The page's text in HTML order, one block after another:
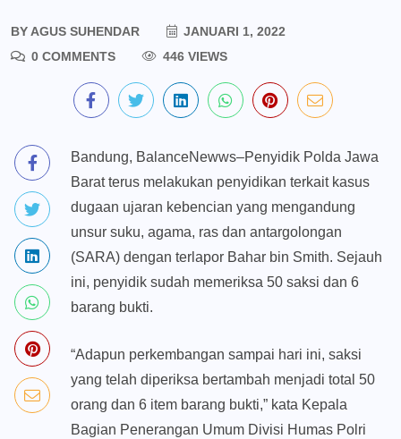
BYAGUS SUHENDAR
JANUARI 1, 2022
0 COMMENTS
446 VIEWS
Bandung, BalanceNewws–Penyidik Polda Jawa
Barat terus melakukan penyidikan terkait kasus
dugaan ujaran kebencian yang mengandung
unsur suku, agama, ras dan antargolongan
(SARA) dengan terlapor Bahar bin Smith. Sejauh
ini, penyidik sudah memeriksa 50 saksi dan 6
barang bukti.
“Adapun perkembangan sampai hari ini, saksi
yang telah diperiksa bertambah menjadi total 50
orang dan 6 item barang bukti,” kata Kepala
Bagian Penerangan Umum Divisi Humas Polri